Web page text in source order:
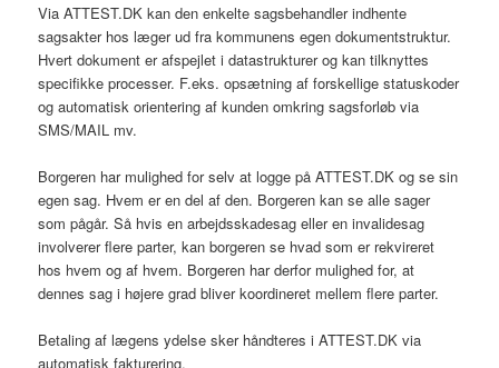
Via ATTEST.DK kan den enkelte sagsbehandler indhente
sagsakter hos læger ud fra kommunens egen dokumentstruktur.
Hvert dokument er afspejlet i datastrukturer og kan tilknyttes
specifikke processer. F.eks. opsætning af forskellige statuskoder
og automatisk orientering af kunden omkring sagsforløb via
SMS/MAIL mv.
Borgeren har mulighed for selv at logge på ATTEST.DK og se sin
egen sag. Hvem er en del af den. Borgeren kan se alle sager
som pågår. Så hvis en arbejdsskadesag eller en invalidesag
involverer flere parter, kan borgeren se hvad som er rekvireret
hos hvem og af hvem. Borgeren har derfor mulighed for, at
dennes sag i højere grad bliver koordineret mellem flere parter.
Betaling af lægens ydelse sker håndteres i ATTEST.DK via
automatisk fakturering.